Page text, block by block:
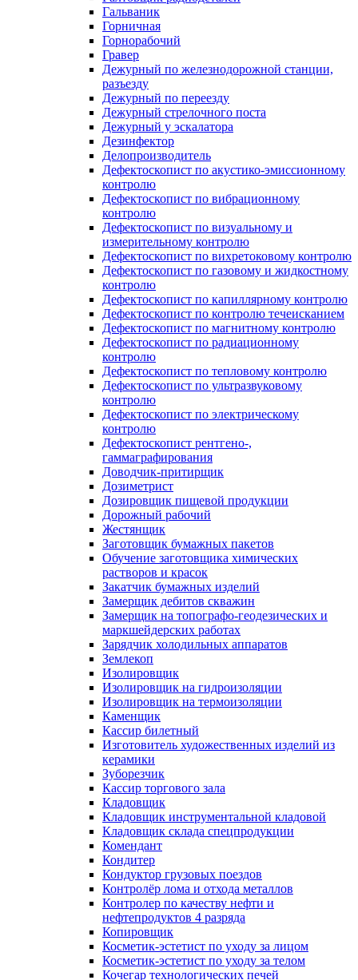
Гальваник
Горничная
Горнорабочий
Гравер
Дежурный по железнодорожной станции,
разъезду
Дежурный по переезду
Дежурный стрелочного поста
Дежурный у эскалатора
Дезинфектор
Делопроизводитель
Дефектоскопист по акустико-эмиссионному
контролю
Дефектоскопист по вибрационному
контролю
Дефектоскопист по визуальному и
измерительному контролю
Дефектоскопист по вихретоковому контролю
Дефектоскопист по газовому и жидкостному
контролю
Дефектоскопист по капиллярному контролю
Дефектоскопист по контролю течеисканием
Дефектоскопист по магнитному контролю
Дефектоскопист по радиационному
контролю
Дефектоскопист по тепловому контролю
Дефектоскопист по ультразвуковому
контролю
Дефектоскопист по электрическому
контролю
Дефектоскопист рентгено-,
гаммаграфирования
Доводчик-притирщик
Дозиметрист
Дозировщик пищевой продукции
Дорожный рабочий
Жестянщик
Заготовщик бумажных пакетов
Обучение заготовщика химических
растворов и красок
Закатчик бумажных изделий
Замерщик дебитов скважин
Замерщик на топографо-геодезических и
маркшейдерских работах
Зарядчик холодильных аппаратов
Землекоп
Изолировщик
Изолировщик на гидроизоляции
Изолировщик на термоизоляции
Каменщик
Кассир билетный
Изготовитель художественных изделий из
керамики
Зуборезчик
Кассир торгового зала
Кладовщик
Кладовщик инструментальной кладовой
Кладовщик склада спецпродукции
Комендант
Кондитер
Кондуктор грузовых поездов
Контролёр лома и отхода металлов
Контролер по качеству нефти и
нефтепродуктов 4 разряда
Копировщик
Косметик-эстетист по уходу за лицом
Косметик-эстетист по уходу за телом
Кочегар технологических печей